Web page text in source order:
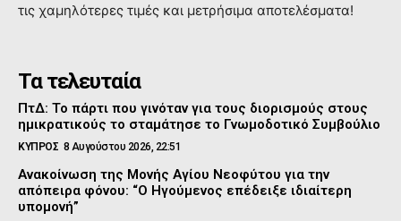
τις χαμηλότερες τιμές και μετρήσιμα αποτελέσματα!
Τα τελευταία
ΠτΔ: Το πάρτι που γινόταν για τους διορισμούς στους
ημικρατικούς το σταμάτησε το Γνωμοδοτικό Συμβούλιο
ΚΥΠΡΟΣ 8 Αυγούστου 2026, 22:51
Ανακοίνωση της Μονής Αγίου Νεοφύτου για την
απόπειρα φόνου: “Ο Ηγούμενος επέδειξε ιδιαίτερη
υπομονή”